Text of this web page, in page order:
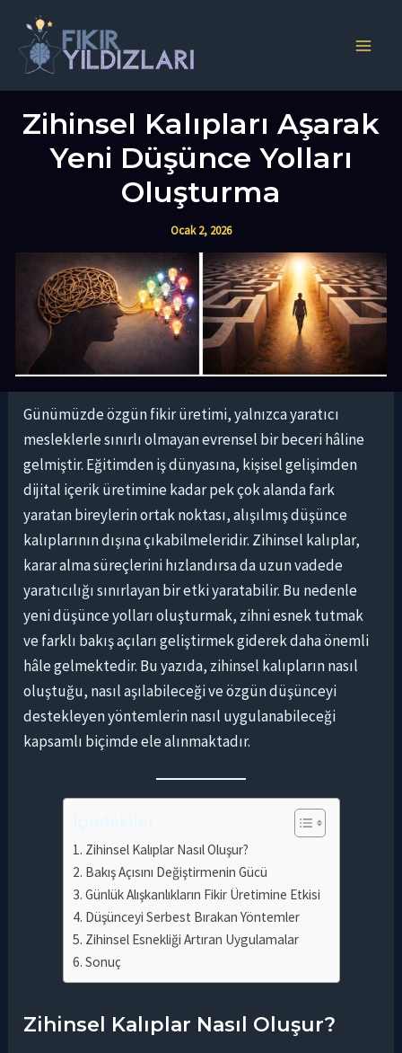
İçeriğe
Zihinsel Kalıpları Aşarak
Yeni Düşünce Yolları
Oluşturma
Ocak 2, 2026
Günümüzde özgün fikir üretimi, yalnızca yaratıcı
mesleklerle sınırlı olmayan evrensel bir beceri hâline
gelmiştir. Eğitimden iş dünyasına, kişisel gelişimden
dijital içerik üretimine kadar pek çok alanda fark
yaratan bireylerin ortak noktası, alışılmış düşünce
kalıplarının dışına çıkabilmeleridir. Zihinsel kalıplar,
karar alma süreçlerini hızlandırsa da uzun vadede
yaratıcılığı sınırlayan bir etki yaratabilir. Bu nedenle
yeni düşünce yolları oluşturmak, zihni esnek tutmak
ve farklı bakış açıları geliştirmek giderek daha önemli
hâle gelmektedir. Bu yazıda, zihinsel kalıpların nasıl
oluştuğu, nasıl aşılabileceği ve özgün düşünceyi
destekleyen yöntemlerin nasıl uygulanabileceği
kapsamlı biçimde ele alınmaktadır.
Zihinsel Kalıplar Nasıl Oluşur?
Bakış Açısını Değiştirmenin Gücü
Günlük Alışkanlıkların Fikir Üretimine Etkisi
Düşünceyi Serbest Bırakan Yöntemler
Zihinsel Esnekliği Artıran Uygulamalar
Sonuç
Zihinsel Kalıplar Nasıl Oluşur?